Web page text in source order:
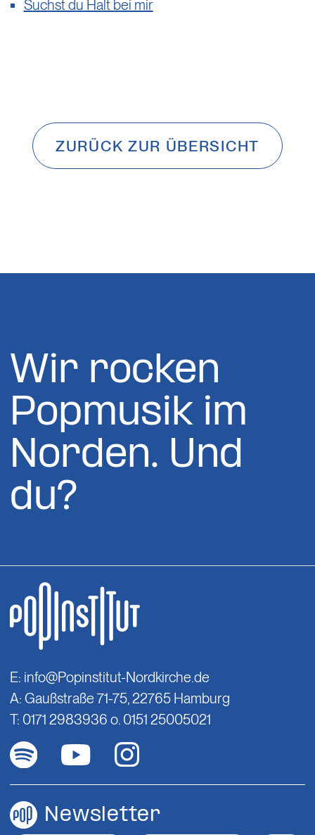
Suchst du Halt bei mir
ZURÜCK ZUR ÜBERSICHT
Wir rocken
Popmusik im
Norden. Und
du?
E: info@Popinstitut-Nordkirche.de
A: Gaußstraße 71-75, 22765 Hamburg
T: 0171 2983936 o. 0151 25005021
Newsletter